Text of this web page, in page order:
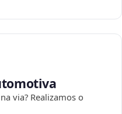
via? Realizamos o